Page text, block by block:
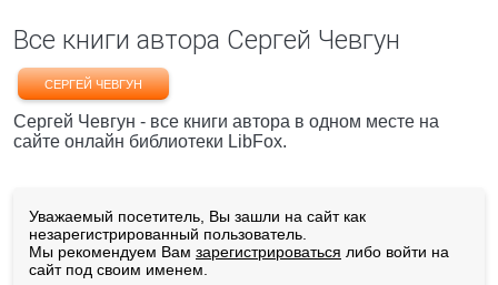
Все книги автора Сергей Чевгун
СЕРГЕЙ ЧЕВГУН
Сергей Чевгун - все книги автора в одном месте на
сайте онлайн библиотеки LibFox.
Уважаемый посетитель, Вы зашли на сайт как
незарегистрированный пользователь.
Мы рекомендуем Вам зарегистрироваться либо войти на
сайт под своим именем.